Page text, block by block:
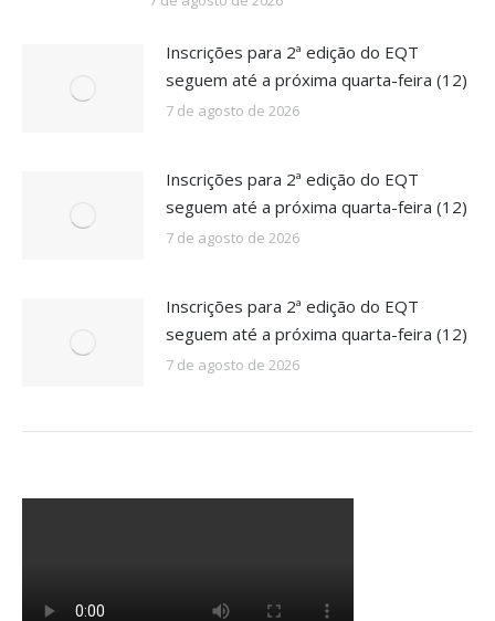
Inscrições para 2ª edição do EQT
seguem até a próxima quarta-feira (12)
7 de agosto de 2026
Inscrições para 2ª edição do EQT
seguem até a próxima quarta-feira (12)
7 de agosto de 2026
Inscrições para 2ª edição do EQT
seguem até a próxima quarta-feira (12)
7 de agosto de 2026